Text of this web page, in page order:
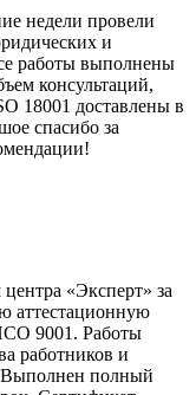
недели провели
и
работы выполнены
консультаций,
18001 доставлены в
спасибо за
«Эксперт» за
аттестационную
9001. Работы
работников и
Выполнен полный